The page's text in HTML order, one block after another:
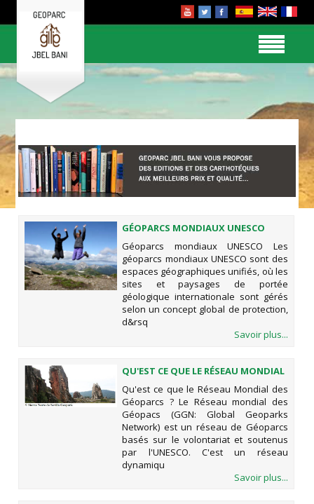
GÉOPARCS MONDIAUX UNESCO
Géoparcs mondiaux UNESCO Les
géoparcs mondiaux UNESCO sont des
espaces géographiques unifiés, où les
sites et paysages de portée
géologique internationale sont gérés
selon un concept global de protection,
d&rsq
Savoir plus...
QU'EST CE QUE LE RÉSEAU MONDIAL
DES GÉOPARCS ?
Qu'est ce que le Réseau Mondial des
Géoparcs ? Le Réseau mondial des
Géopacs (GGN: Global Geoparks
Network) est un réseau de Géoparcs
basés sur le volontariat et soutenus
par l'UNESCO. C'est un réseau
dynamiqu
Savoir plus...